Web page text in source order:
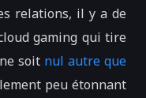
relations, il y a de
gaming qui tire
soit nul autre que
peu étonnant